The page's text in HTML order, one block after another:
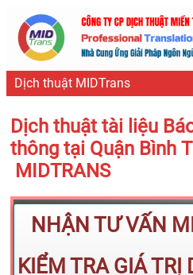
Dịch thuật MIDTrans
Dịch thuật tài liệu
thông tại Quận Bình
MIDTRANS
NHẬN TƯ VẤN
KIỂM TRA GIÁ TRỊ